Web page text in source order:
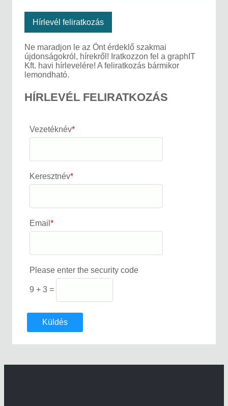
Hírlevél feliratkozás
Ne maradjon le az Önt érdeklő szakmai
újdonságokról, hírekről! Iratkozzon fel a graphIT
Kft. havi hírlevelére! A feliratkozás bármikor
lemondható.
HÍRLEVÉL FELIRATKOZÁS
Vezetéknév*
Keresztnév*
Email *
Please enter the security code
9 + 3 =
Küldés